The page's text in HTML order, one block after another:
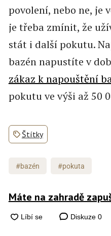
povolení, nebo ne, je
je třeba zmínit, že
stát i další pokutu.
bazén napustíte v
zákaz k napouštění
pokutu ve výši až 50
Štítky
#bazén #pokuta
Máte na zahradě
Diskuze 0